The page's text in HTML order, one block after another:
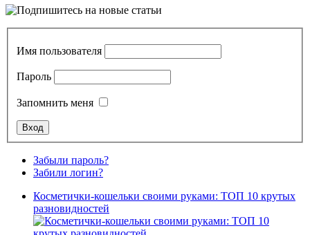
Имя пользователя
Пароль
Запомнить меня
Забыли пароль?
Забили логин?
Косметички-кошельки своими руками: ТОП 10 крутых
разновидностей